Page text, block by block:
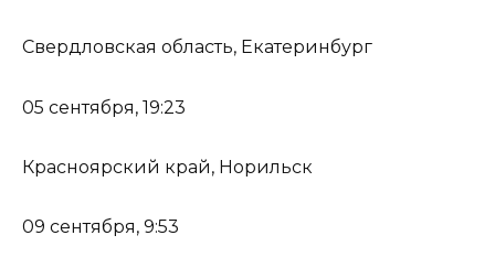
Свердловская область, Екатеринбург
05 сентября, 19:23
Красноярский край, Норильск
09 сентября, 9:53